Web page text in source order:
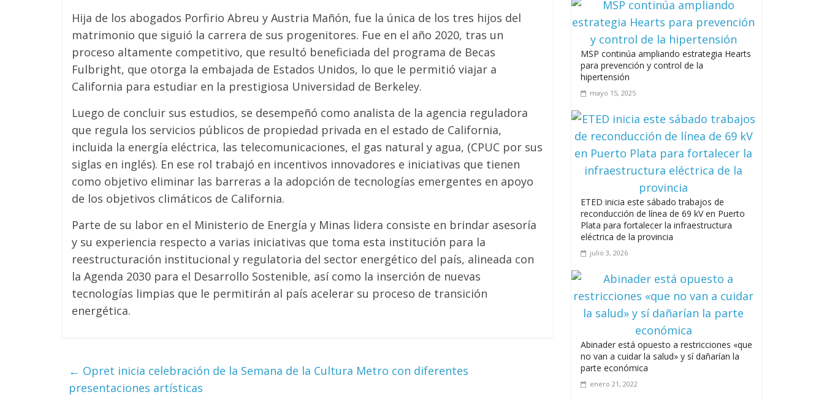
Hija de los abogados Porfirio Abreu y Austria Mañón, fue la única de los tres hijos del
matrimonio que siguió la carrera de sus progenitores. Fue en el año 2020, tras un
proceso altamente competitivo, que resultó beneficiada del programa de Becas
Fulbright, que otorga la embajada de Estados Unidos, lo que le permitió viajar a
California para estudiar en la prestigiosa Universidad de Berkeley.
Luego de concluir sus estudios, se desempeñó como analista de la agencia reguladora
que regula los servicios públicos de propiedad privada en el estado de California,
incluida la energía eléctrica, las telecomunicaciones, el gas natural y agua, (CPUC por sus
siglas en inglés). En ese rol trabajó en incentivos innovadores e iniciativas que tienen
como objetivo eliminar las barreras a la adopción de tecnologías emergentes en apoyo
de los objetivos climáticos de California.
Parte de su labor en el Ministerio de Energía y Minas lidera consiste en brindar asesoría
y su experiencia respecto a varias iniciativas que toma esta institución para la
reestructuración institucional y regulatoria del sector energético del país, alineada con
la Agenda 2030 para el Desarrollo Sostenible, así como la inserción de nuevas
tecnologías limpias que le permitirán al país acelerar su proceso de transición
energética.
← Opret inicia celebración de la Semana de la Cultura Metro con diferentes
presentaciones artísticas
A 67 años de la gesta de Constanza,
Maimón y Estero Hondo
Leonel Fernández y la última oportunidad
de los políticos de carrera
MSP continúa ampliando estrategia Hearts
para prevención y control de la
hipertensión
mayo 15, 2025
ETED inicia este sábado trabajos de
reconducción de línea de 69 kV en Puerto
Plata para fortalecer la infraestructura
eléctrica de la provincia
julio 3, 2026
Abinader está opuesto a restricciones «que
no van a cuidar la salud» y sí dañarían la
parte económica
enero 21, 2022